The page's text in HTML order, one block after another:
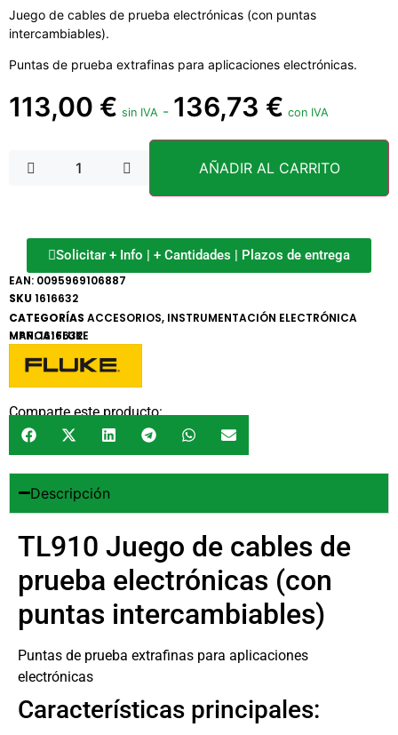
Juego de cables de prueba electrónicas (con puntas
intercambiables).
Puntas de prueba extrafinas para aplicaciones electrónicas.
113,00 € sin IVA - 136,73 € con IVA
AÑADIR AL CARRITO
Solicitar + Info | + Cantidades | Plazos de entrega
EAN: 0095969106887
SKU1616632
CATEGORÍAS ACCESORIOS, INSTRUMENTACIÓN ELECTRÓNICA
MARCA:FLUKE
MPN: 1616632
Comparte este producto:
Descripción
TL910 Juego de cables de
prueba electrónicas (con
puntas intercambiables)
Puntas de prueba extrafinas para aplicaciones
electrónicas
Características principales: